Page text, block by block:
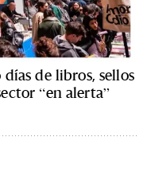
de libros, sellos
“en alerta”